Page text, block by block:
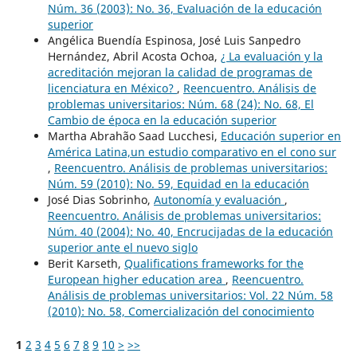
Núm. 36 (2003): No. 36, Evaluación de la educación
superior
Angélica Buendía Espinosa, José Luis Sanpedro
Hernández, Abril Acosta Ochoa, ¿ La evaluación y la
acreditación mejoran la calidad de programas de
licenciatura en México? , Reencuentro. Análisis de
problemas universitarios: Núm. 68 (24): No. 68, El
Cambio de época en la educación superior
Martha Abrahão Saad Lucchesi, Educación superior en
América Latina,un estudio comparativo en el cono sur
, Reencuentro. Análisis de problemas universitarios:
Núm. 59 (2010): No. 59, Equidad en la educación
José Dias Sobrinho, Autonomía y evaluación ,
Reencuentro. Análisis de problemas universitarios:
Núm. 40 (2004): No. 40, Encrucijadas de la educación
superior ante el nuevo siglo
Berit Karseth, Qualifications frameworks for the
European higher education area , Reencuentro.
Análisis de problemas universitarios: Vol. 22 Núm. 58
(2010): No. 58, Comercialización del conocimiento
1 2 3 4 5 6 7 8 9 10 > >>